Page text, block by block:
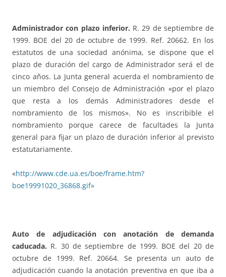
Administrador con plazo inferior. R. 29 de septiembre de
1999. BOE del 20 de octubre de 1999. Ref. 20662. En los
estatutos de una sociedad anónima, se dispone que el
plazo de duración del cargo de Administrador será el de
cinco años. La Junta general acuerda el nombramiento de
un miembro del Consejo de Administración «por el plazo
que resta a los demás Administradores desde el
nombramiento de los mismos». No es inscribible el
nombramiento porque carece de facultades la Junta
general para fijar un plazo de duración inferior al previsto
estatutariamente.
«http://www.cde.ua.es/boe/frame.htm?
boe19991020_36868.gif»
Auto de adjudicación con anotación de demanda
caducada. R. 30 de septiembre de 1999. BOE del 20 de
octubre de 1999. Ref. 20664. Se presenta un auto de
adjudicación cuando la anotación preventiva en que iba a